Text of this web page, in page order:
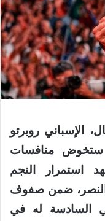
الإسباني روبرتو
ستخوض منافسات
تشهد استمرار النجم
النصر، ضمن صفوف
السادسة له في